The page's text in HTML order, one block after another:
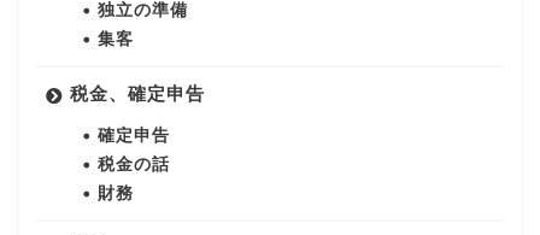
独立の準備
集客
税金、確定申告
確定申告
税金の話
財務